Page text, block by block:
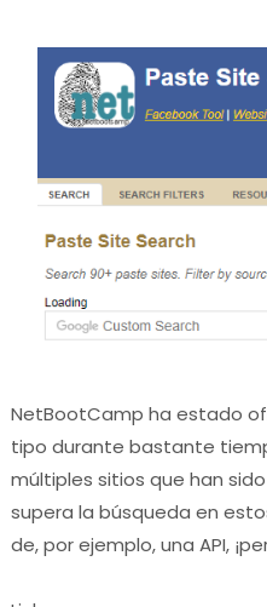
NetBootCamp ha estado
tipo durante bastante
múltiples sitios que han
supera la búsqueda en
de, por ejemplo, una API,